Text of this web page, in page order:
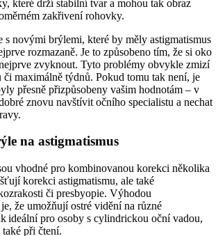
které drží stabilní tvar a mohou tak obraz
zakřivení rohovky.
s novými brýlemi, které by měly astigmatismus
rozmazaně. Je to způsobeno tím, že si oko
zvyknout. Tyto problémy obvykle zmizí
či maximálně týdnů. Pokud tomu tak není, je
přesně přizpůsobeny vašim hodnotám – v
znovu navštívit očního specialistu a nechat
na astigmatismus
vhodné pro kombinovanou korekci několika
korekci astigmatismu, ale také
či presbyopie. Výhodou
že umožňují ostré vidění na různé
ideální pro osoby s cylindrickou oční vadou,
při čtení.